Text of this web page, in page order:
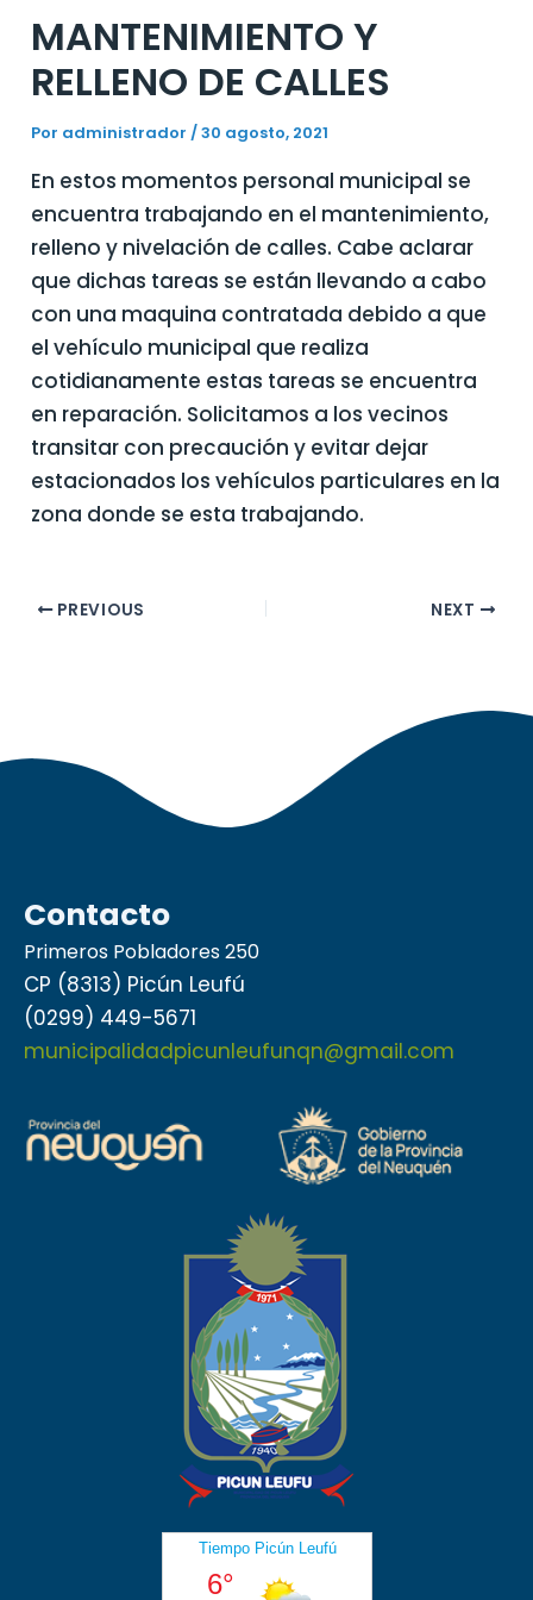
MANTENIMIENTO Y
RELLENO DE CALLES
Por administrador/30 agosto, 2021
En estos momentos personal municipal se
encuentra trabajando en el mantenimiento,
relleno y nivelación de calles. Cabe aclarar
que dichas tareas se están llevando a cabo
con una maquina contratada debido a que
el vehículo municipal que realiza
cotidianamente estas tareas se encuentra
en reparación. Solicitamos a los vecinos
transitar con precaución y evitar dejar
estacionados los vehículos particulares en la
zona donde se esta trabajando.
PREVIOUS NEXT
Contacto
Primeros Pobladores 250
CP (8313) Picún Leufú
(0299) 449-5671
municipalidadpicunleufunqn@gmail.com